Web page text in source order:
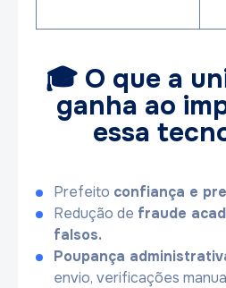
🎓 O que a
ganha ao
essa
Prefeito confiança e
Redução de fraude
falsos.
Poupança
envio, verificações